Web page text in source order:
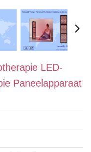
LED-
Paneelapparaat